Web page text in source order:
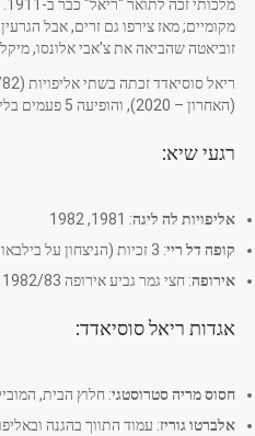
מקומיים; מאז צירפו גם זרים, אבל
זוביאטה שהביאה את צ'אבי אלונסו,
(האחרון – 2020), והופיעה 5 פעמים בליגת האלופות.
רגעי שיא:
אליפויות לה ליגה: 1981, 1982
קופה דל ריי: 3 זכיות (הניצחון על בילבאו – 2020)
אירופה: חצי גמר גביע אירופה 1982/83
אגדות ריאל סוסיאדד:
חסוס מריה סטרוסטגי: חלוץ הבית,
אלברטו גוריז: עמוד התווך בהגנה